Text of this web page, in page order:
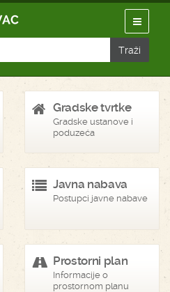
Gradske tvrtke
Gradske ustanove i
poduzeća
Javna nabava
Postupci javne nabave
Prostorni plan
Informacije o
prostornom planu